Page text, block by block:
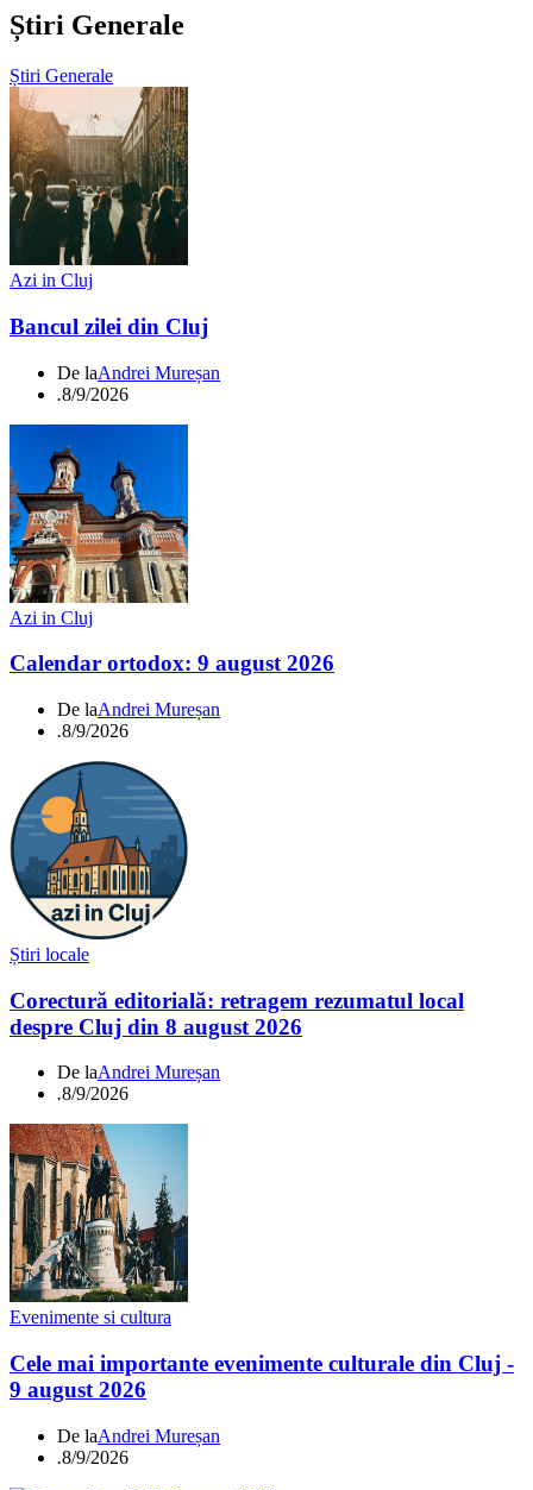
Știri Generale
Știri Generale
Azi in Cluj
Bancul zilei din Cluj
De laAndrei Mureșan
.8/9/2026
Azi in Cluj
Calendar ortodox: 9 august 2026
De laAndrei Mureșan
.8/9/2026
Știri locale
Corectură editorială: retragem rezumatul local
despre Cluj din 8 august 2026
De laAndrei Mureșan
.8/9/2026
Evenimente si cultura
Cele mai importante evenimente culturale din Cluj -
9 august 2026
De laAndrei Mureșan
.8/9/2026